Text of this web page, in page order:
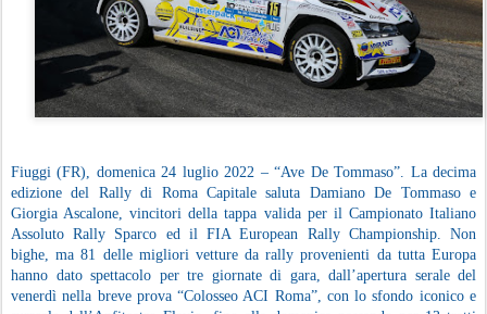
Fiuggi (FR), domenica 24 luglio 2022 – “Ave De Tommaso”. La decima
edizione del Rally di Roma Capitale saluta Damiano De Tommaso e
Giorgia Ascalone, vincitori della tappa valida per il Campionato Italiano
Assoluto Rally Sparco ed il FIA European Rally Championship. Non
bighe, ma 81 delle migliori vetture da rally provenienti da tutta Europa
hanno dato spettacolo per tre giornate di gara, dall’apertura serale del
venerdì nella breve prova “Colosseo ACI Roma”, con lo sfondo iconico e